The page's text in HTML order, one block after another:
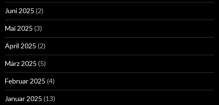
Juni 2025 (2)
Mai 2025 (3)
April 2025 (2)
März 2025 (5)
Februar 2025 (4)
Januar 2025 (13)